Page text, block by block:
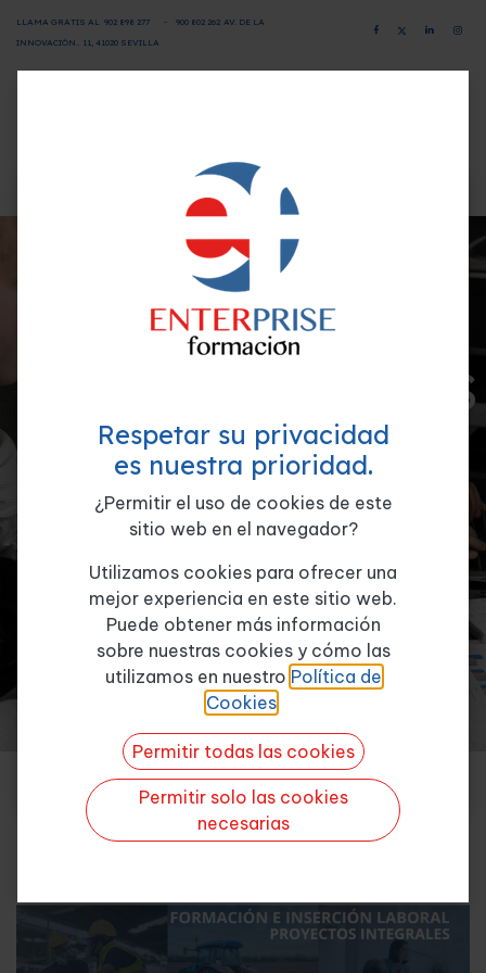
LLAMA GRATIS AL 902 898 277 - 900 802 262 AV. DE LA
INNOVACIÓN.. 11, 41020 SEVILLA
INICIO
PROYECTOS INTEGRALES
¿Quieres formarte GRATIS y
mejorar tu perfil profesional?
Empieza hoy mismo. Te ayudamos a elegir el
mejor curso para ti.
Quiero más info
Respetar su privacidad
es nuestra prioridad.
¿Permitir el uso de cookies de este
sitio web en el navegador?
Utilizamos cookies para ofrecer una
mejor experiencia en este sitio web.
Puede obtener más información
sobre nuestras cookies y cómo las
utilizamos en nuestro Política de
Cookies.
Permitir todas las cookies
Permitir solo las cookies
necesarias